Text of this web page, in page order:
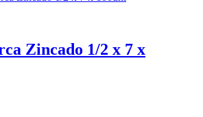
Zincado 1/2 x 7 x